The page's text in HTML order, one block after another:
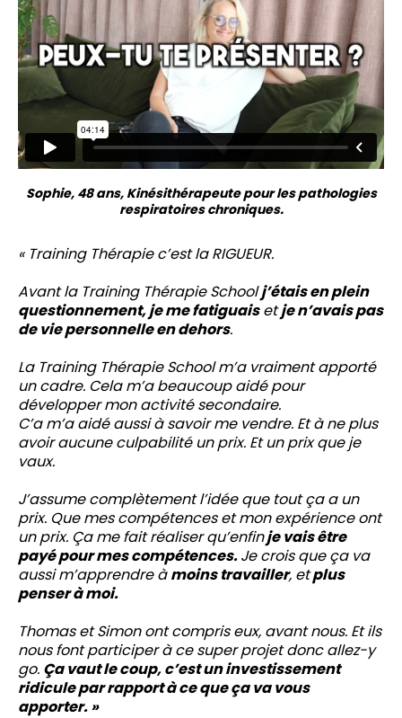
Sophie, 48 ans, Kinésithérapeute pour les pathologies
respiratoires chroniques.
« Training Thérapie c’est la RIGUEUR.
Avant la Training Thérapie Schoolj’étais en plein
questionnement, je me fatiguaisetje n’avais pas
de vie personnelle en dehors.
La Training Thérapie School m’a vraiment apporté
un cadre. Cela m’a beaucoup aidé pour
développer mon activité secondaire.
C’a m’a aidé aussi à savoir me vendre. Et à ne plus
avoir aucune culpabilité un prix. Et un prix que je
vaux.
J’assume complètement l’idée que tout ça a un
prix. Que mes compétences et mon expérience ont
un prix. Ça me fait réaliser qu’enfinje vais être
payé pour mes compétences.Je crois que ça va
aussi m’apprendre àmoins travailler, etplus
penser à moi.
Thomas et Simon ont compris eux, avant nous. Et ils
nous font participer à ce super projet donc allez-y
go. Ça vaut le coup, c’est un investissement
ridicule par rapport à ce que ça va vous
apporter. »